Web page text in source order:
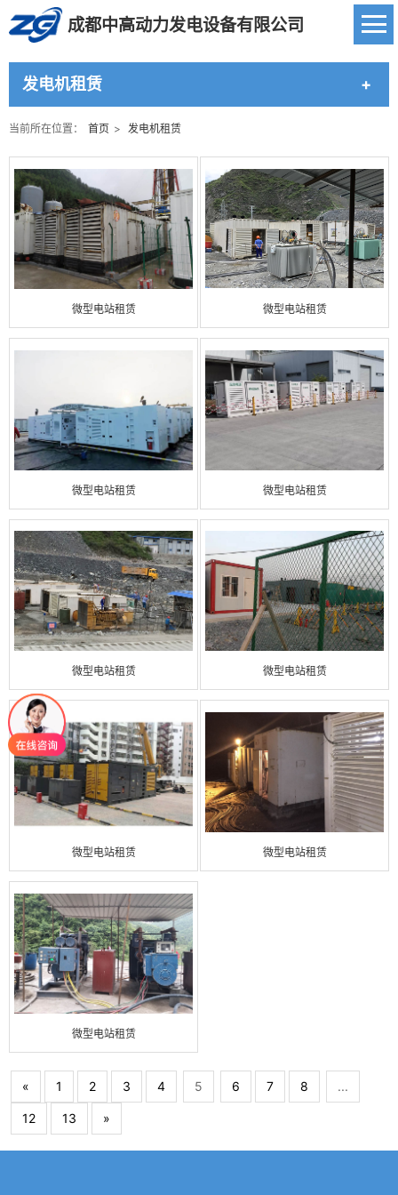
成都中高动力发电设备有限公司
发电机租赁
当前所在位置： 首页 > 发电机租赁
微型电站租赁 微型电站租赁
微型电站租赁 微型电站租赁
微型电站租赁 微型电站租赁
微型电站租赁 微型电站租赁
微型电站租赁
« 1 2 3 4 5 6 7 8 ...
12 13 »